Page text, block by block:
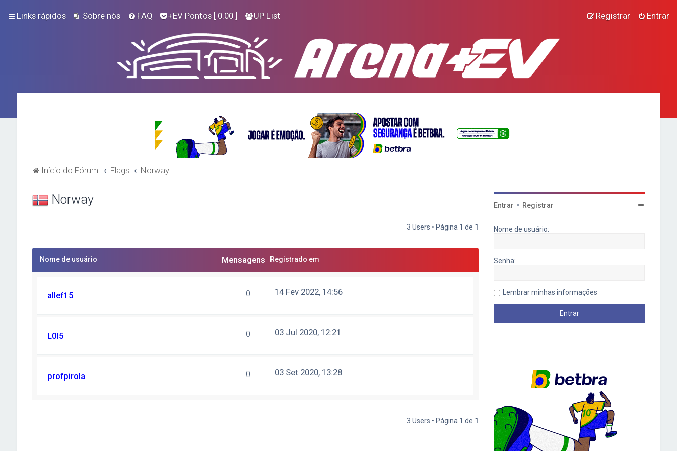
Links rápidos Sobre nós FAQ +EV Pontos [ 0.00 ] UP List Entrar
Registrar
Início do Fórum! Flags Norway
Norway
3 Users • Página 1 de 1
Nome de usuário Mensagens Registrado em
allef15 0 14 Fev 2022, 14:56
L0I5 0 03 Jul 2020, 12:21
profpirola 0 03 Set 2020, 13:28
3 Users • Página 1 de 1
Entrar • Registrar
Nome de usuário:
Senha:
Lembrar minhas informações